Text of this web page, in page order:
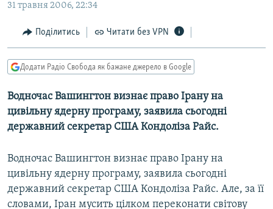
Перейти
пошуку
СУСПІЛЬСТВО
КУЛЬТУРА
СПОРТ
СВІТ
ДОНБАС.РЕАЛІЇ
КРИМ.РЕАЛІЇ
ТИ ЯК?
КИТАЙ.ВИКЛИКИ
МУЛЬТИМЕДІА
СПЕЦПРОЄКТИ
ПОДКАСТИ
31 травня 2006, 22:34
Поділитись Читати без VPN
Додати Радіо Свобода як бажане джерело в Google
Водночас Вашингтон визнає право Ірану на
цивільну ядерну програму, заявила сьогодні
державний секретар США Кондоліза Райс.
Водночас Вашингтон визнає право Ірану на
цивільну ядерну програму, заявила сьогодні
державний секретар США Кондоліза Райс. Але, за її
словами, Іран мусить цілком переконати світову